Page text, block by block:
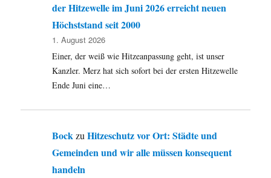
der Hitzewelle im Juni 2026 erreicht neuen
Höchststand seit 2000
1. August 2026
Einer, der weiß wie Hitzeanpassung geht, ist unser
Kanzler. Merz hat sich sofort bei der ersten Hitzewelle
Ende Juni eine…
BockzuHitzeschutz vor Ort: Städte und
Gemeinden und wir alle müssen konsequent
handeln